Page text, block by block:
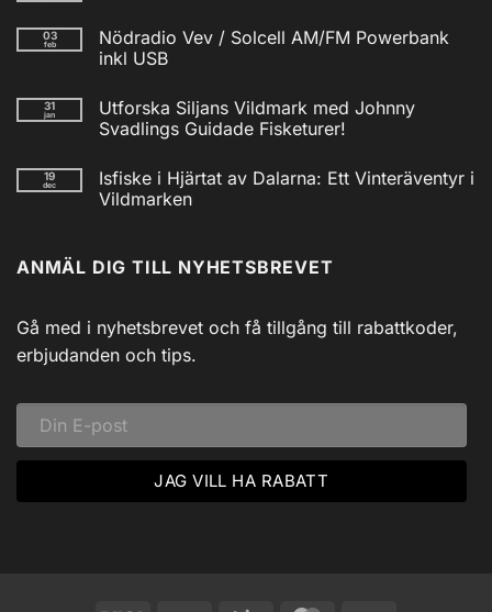
till
Isfiskecup
2025
03
feb
Nödradio Vev / Solcell AM/FM Powerbank
inkl USB
till
Nödradio
Vev
AM/FM
Powerbank
inkl
31
jan
Utforska Siljans Vildmark med Johnny
Svadlings Guidade Fisketurer!
till
Utforska
Siljans
Svadlings
Guidade
19
dec
Isfiske i Hjärtat av Dalarna: Ett Vinteräventyr i
Vildmarken
Isfiske
i
Dalarna:
Ett
Vinteräventyr
i
ANMÄL DIG TILL NYHETSBREVET
Gå med i nyhetsbrevet och få tillgång till rabattkoder,
erbjudanden och tips.